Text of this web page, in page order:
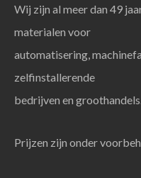
Wij zijn al meer dan 49
materialen voor
automatisering,
zelfinstallerende
bedrijven en
Prijzen zijn onder